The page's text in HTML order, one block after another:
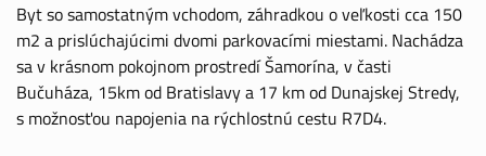
Byt so samostatným vchodom, záhradkou o veľkosti cca 150
m2 a prislúchajúcimi dvomi parkovacími miestami. Nachádza
sa v krásnom pokojnom prostredí Šamorína, v časti
Bučuháza, 15km od Bratislavy a 17 km od Dunajskej Stredy,
s možnosťou napojenia na rýchlostnú cestu R7D4.